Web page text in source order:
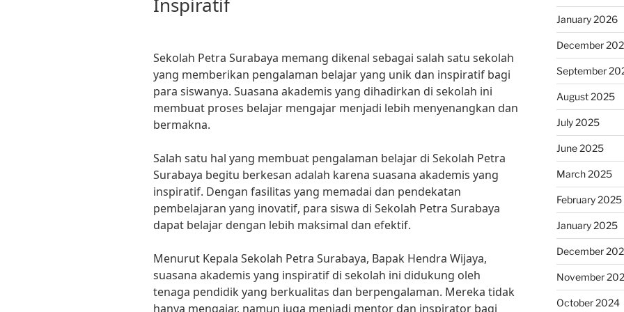
Sekolah Petra Surabaya memang dikenal sebagai salah satu sekolah
yang memberikan pengalaman belajar yang unik dan inspiratif bagi
para siswanya. Suasana akademis yang dihadirkan di sekolah ini
membuat proses belajar mengajar menjadi lebih menyenangkan dan
bermakna.
Salah satu hal yang membuat pengalaman belajar di Sekolah Petra
Surabaya begitu berkesan adalah karena suasana akademis yang
inspiratif. Dengan fasilitas yang memadai dan pendekatan
pembelajaran yang inovatif, para siswa di Sekolah Petra Surabaya
dapat belajar dengan lebih maksimal dan efektif.
Menurut Kepala Sekolah Petra Surabaya, Bapak Hendra Wijaya,
suasana akademis yang inspiratif di sekolah ini didukung oleh
tenaga pendidik yang berkualitas dan berpengalaman. Mereka tidak
hanya mengajar, namun juga menjadi mentor dan inspirator bagi
January 2026
December
September
August 2025
July 2025
June 2025
March 2025
February 2025
January 2025
December
November
October 2024